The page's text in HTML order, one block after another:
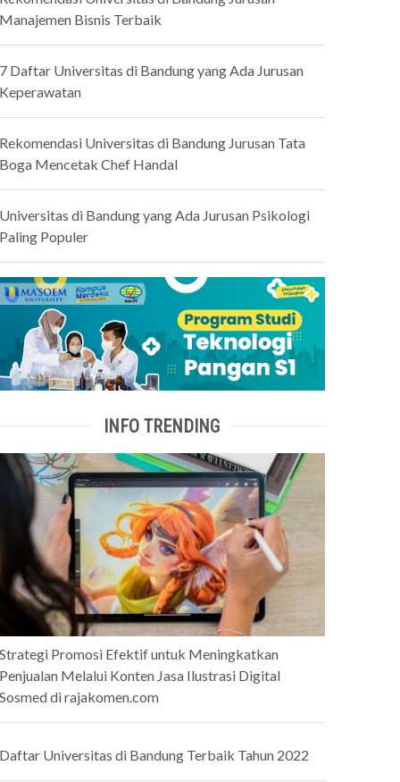
Bisnis Terbaik
Daftar Universitas di Bandung yang Ada Jurusan
Universitas di Bandung Jurusan Tata
Mencetak Chef Handal
di Bandung yang Ada Jurusan Psikologi
Populer
INFO TRENDING
Promosi Efektif untuk Meningkatkan
Melalui Konten Jasa Ilustrasi Digital
di rajakomen.com
Universitas di Bandung Terbaik Tahun 2022